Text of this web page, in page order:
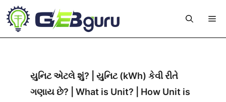
Skip
to
content
યુનિટ એટલે શું? | યુનિટ (kWh) કેવી રીતે
ગણાય છે? | What is Unit? | How Unit is